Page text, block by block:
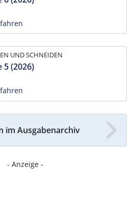
UND SCHNEIDEN
5 (2026)
im Ausgabenarchiv
- Anzeige -